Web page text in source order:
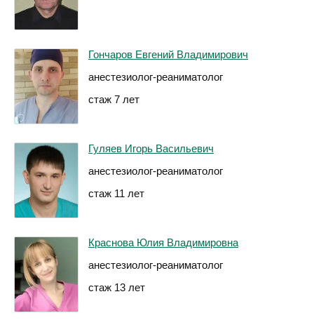
Гончаров Евгений Владимирович
анестезиолог-реаниматолог
стаж 7 лет
Гуляев Игорь Васильевич
анестезиолог-реаниматолог
стаж 11 лет
Краснова Юлия Владимировна
анестезиолог-реаниматолог
стаж 13 лет